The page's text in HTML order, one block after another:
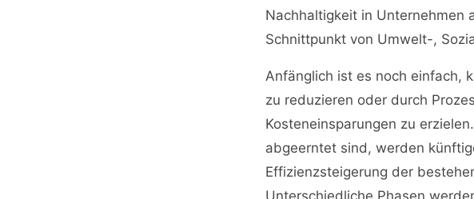
Nachhaltigkeit in Unternehmen
Schnittpunkt von Umwelt-,
Anfänglich ist es noch einfach,
zu reduzieren oder durch
Kosteneinsparungen zu
abgeerntet sind, werden
Effizienzsteigerung der
Unterschiedliche Phasen